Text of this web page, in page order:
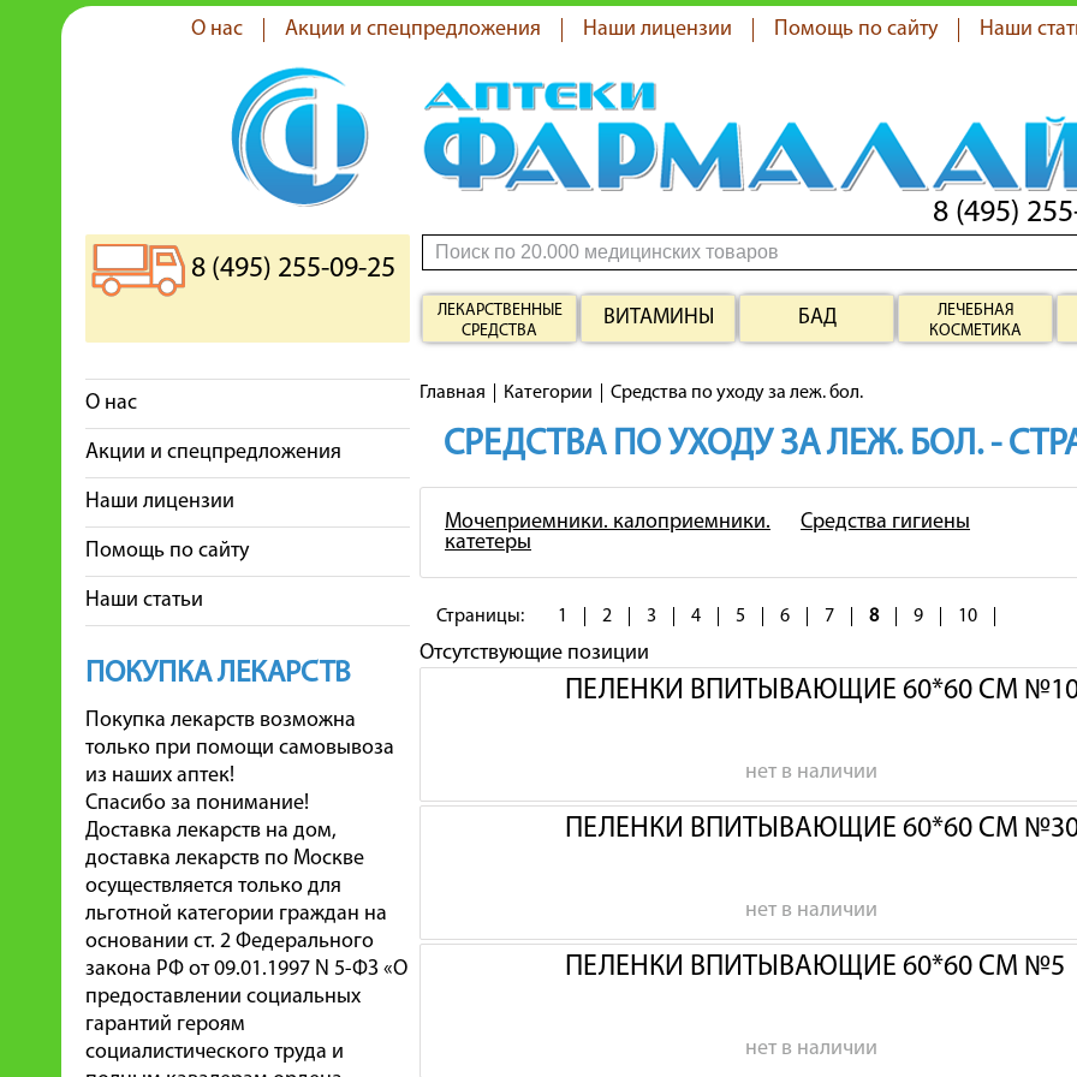
О нас Акции и спецпредложения Наши лицензии Помощь по сайту Наши
8 (495)
8 (495) 255-09-25
ЛЕКАРСТВЕННЫЕ
СРЕДСТВА
ВИТАМИНЫ БАД
ЛЕЧЕБНАЯ
КОСМЕТИКА
О нас
Акции и спецпредложения
Наши лицензии
Помощь по сайту
Наши статьи
ПОКУПКА ЛЕКАРСТВ
Покупка лекарств возможна
только при помощи самовывоза
из наших аптек!
Спасибо за понимание!
Доставка лекарств на дом,
доставка лекарств по Москве
осуществляется только для
льготной категории граждан на
основании ст. 2 Федерального
закона РФ от 09.01.1997 N 5-ФЗ «О
предоставлении социальных
гарантий героям
социалистического труда и
Главная Категории Средства по уходу за леж. бол.
СРЕДСТВА ПО УХОДУ ЗА ЛЕЖ. БОЛ. -
Мочеприемники. калоприемники.
катетеры
Средства гигиены
Страницы: 1 2 3 4 5 6 7 8 9 10
Отсутствующие позиции
ПЕЛЕНКИ ВПИТЫВАЮЩИЕ 60*60 СМ
нет в наличии
ПЕЛЕНКИ ВПИТЫВАЮЩИЕ 60*60 СМ
нет в наличии
ПЕЛЕНКИ ВПИТЫВАЮЩИЕ 60*60 СМ №5
нет в наличии